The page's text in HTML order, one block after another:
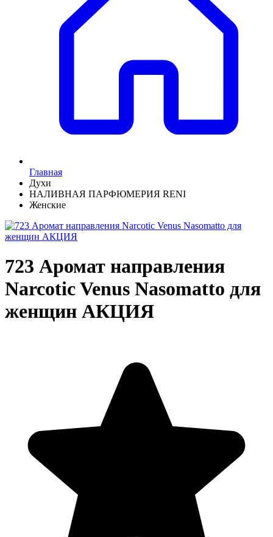
Главная
Духи
НАЛИВНАЯ ПАРФЮМЕРИЯ RENI
Женские
723 Аромат направления
Narcotic Venus Nasomatto для
женщин АКЦИЯ